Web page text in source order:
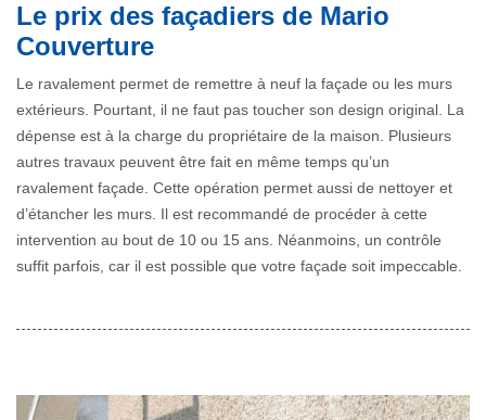
Le prix des façadiers de Mario
Couverture
Le ravalement permet de remettre à neuf la façade ou les murs
extérieurs. Pourtant, il ne faut pas toucher son design original. La
dépense est à la charge du propriétaire de la maison. Plusieurs
autres travaux peuvent être fait en même temps qu’un
ravalement façade. Cette opération permet aussi de nettoyer et
d’étancher les murs. Il est recommandé de procéder à cette
intervention au bout de 10 ou 15 ans. Néanmoins, un contrôle
suffit parfois, car il est possible que votre façade soit impeccable.